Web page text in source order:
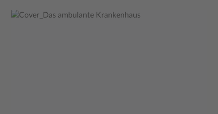
Bildergalerie überspringen